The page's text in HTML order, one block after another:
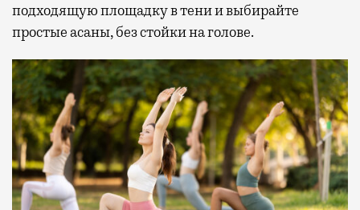
подходящую площадку в тени и выбирайте
простые асаны, без стойки на голове.